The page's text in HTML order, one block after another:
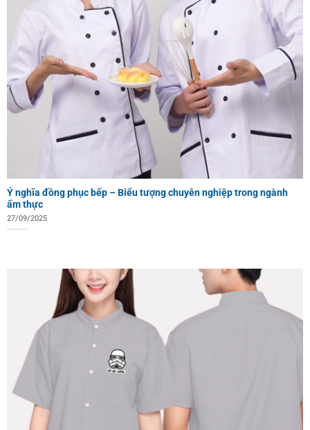
Ý nghĩa đồng phục bếp – Biểu tượng chuyên nghiệp trong ngành
ẩm thực
27/09/2025